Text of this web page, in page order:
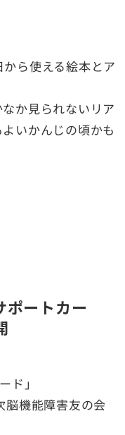
から使える絵本とア
か見られないリア
いかんじの頃かも
ートカー
ド」
機能障害友の会